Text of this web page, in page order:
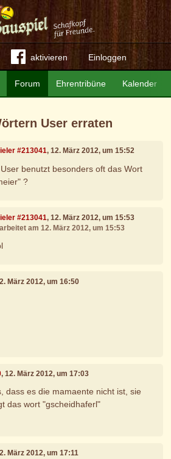
aktivieren Einloggen
Forum Ehrentribüne Kalender
User erraten
#213041, 12. März 2012, um 15:52
benutzt besonders oft das Wort
?
#213041, 12. März 2012, um 15:53
am 12. März 2012, um 15:53
März 2012, um 16:50
, 12. März 2012, um 17:03
dass es die mamaente nicht ist, sie
das wort "gscheidhaferl"
März 2012, um 17:11